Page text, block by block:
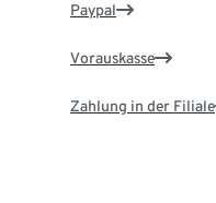
Paypal
Vorauskasse
Zahlung in der Filiale